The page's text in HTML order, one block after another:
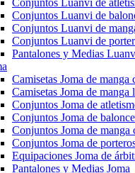
Conjuntos Luanvi de
Conjuntos Luanvi de
Conjuntos Luanvi de
Conjuntos Luanvi de
Pantalones y Medias
Camisetas Joma de manga
Camisetas Joma de manga
Conjuntos Joma de
Conjuntos Joma de
Conjuntos Joma de manga
Conjuntos Joma de
Equipaciones Joma de
Pantalones y Medias Joma